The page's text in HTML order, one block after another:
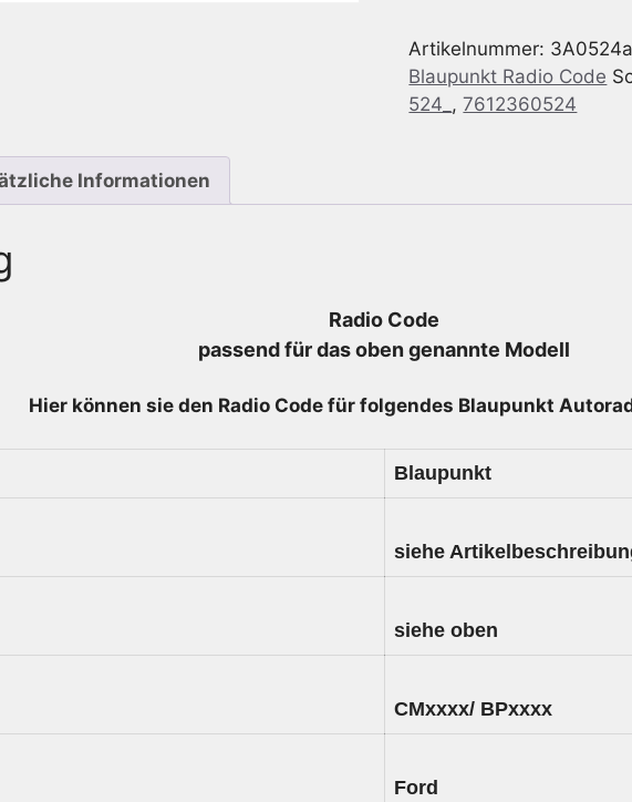
FX
LSRNS
-
Artikelnummer:
Blaupunkt Radio Code
524_ ,7612360524
Informationen
Radio Code
passend für das oben genannte Modell
Hier können sie den Radio Code für folgendes Blaupunkt
Blaupunkt
siehe
siehe oben
CMxxxx/ BPxxxx
Ford